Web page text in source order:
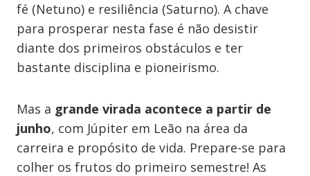
fé (Netuno) e resiliência (Saturno). A chave
para prosperar nesta fase é não desistir
diante dos primeiros obstáculos e ter
bastante disciplina e pioneirismo.
Mas a grande virada acontece a partir de
junho, com Júpiter em Leão na área da
carreira e propósito de vida. Prepare-se para
colher os frutos do primeiro semestre! As